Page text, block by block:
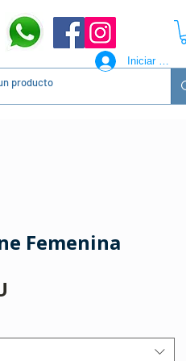
Iniciar sesión
Femenina